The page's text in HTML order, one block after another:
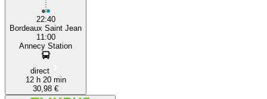
22:40
Bordeaux Saint Jean
11:00
Annecy Station
direct
12 h 20 min
30,98 €